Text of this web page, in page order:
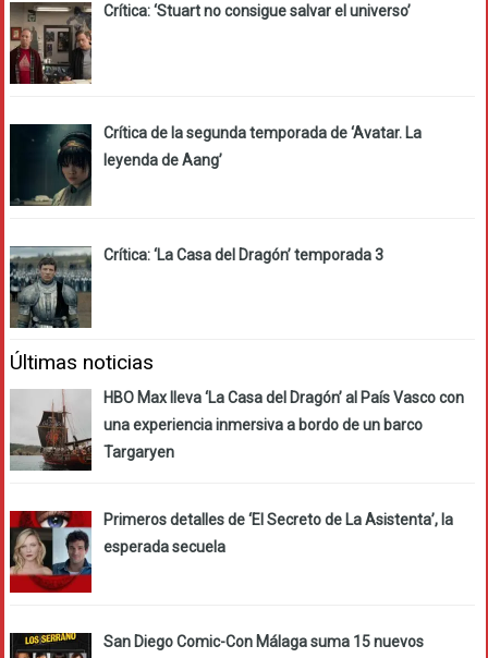
Crítica: ‘Stuart no consigue salvar el universo’
Crítica de la segunda temporada de ‘Avatar. La
leyenda de Aang’
Crítica: ‘La Casa del Dragón’ temporada 3
Últimas noticias
HBO Max lleva ‘La Casa del Dragón’ al País Vasco con
una experiencia inmersiva a bordo de un barco
Targaryen
Primeros detalles de ‘El Secreto de La Asistenta’, la
esperada secuela
San Diego Comic-Con Málaga suma 15 nuevos